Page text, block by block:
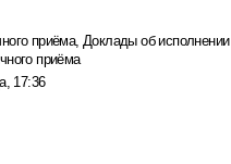
приёма,Доклады об исполнении
приёма
17:36